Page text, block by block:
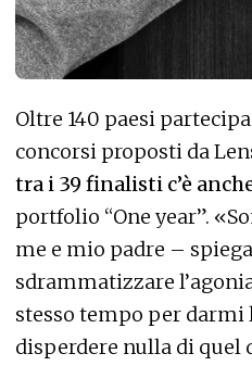
Oltre 140 paesi
concorsi proposti da
tra i 39 finalisti c’è
portfolio “One year”.
me e mio padre –
sdrammatizzare
stesso tempo per
disperdere nulla di quel